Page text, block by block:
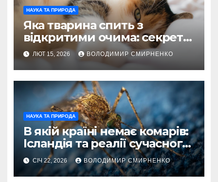
НАУКА ТА ПРИРОДА
Яка тварина спить з
відкритими очима: секрети
пильного відпочинку
ЛЮТ 15, 2026 ВОЛОДИМИР СМИРНЕНКО
НАУКА ТА ПРИРОДА
В якій країні немає комарів:
Ісландія та реалії сучасного
світу
СІЧ 22, 2026 ВОЛОДИМИР СМИРНЕНКО